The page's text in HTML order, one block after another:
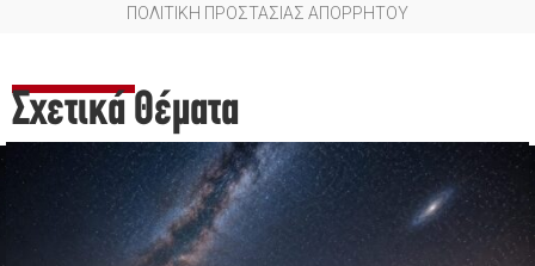
ΠΟΛΙΤΙΚΗ ΠΡΟΣΤΑΣΙΑΣ ΑΠΟΡΡΗΤΟΥ
Σχετικά Θέματα